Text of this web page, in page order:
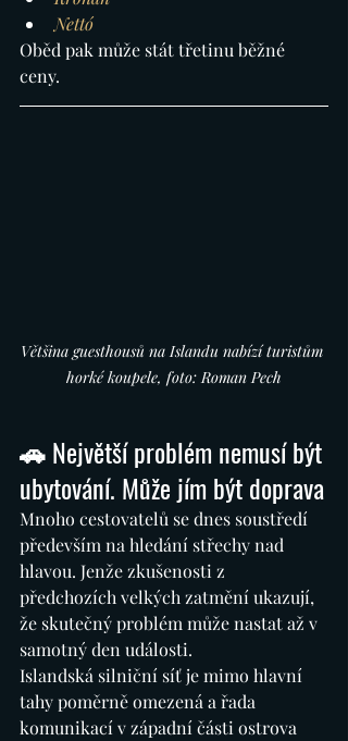
Nettó
Oběd pak může stát třetinu běžné
ceny.
Většina guesthousů na Islandu nabízí turistům
horké koupele, foto: Roman Pech
🚗 Největší problém nemusí být
ubytování. Může jím být doprava
Mnoho cestovatelů se dnes soustředí
především na hledání střechy nad
hlavou. Jenže zkušenosti z
předchozích velkých zatmění ukazují,
že skutečný problém může nastat až v
samotný den události.
Islandská silniční síť je mimo hlavní
tahy poměrně omezená a řada
komunikací v západní části ostrova